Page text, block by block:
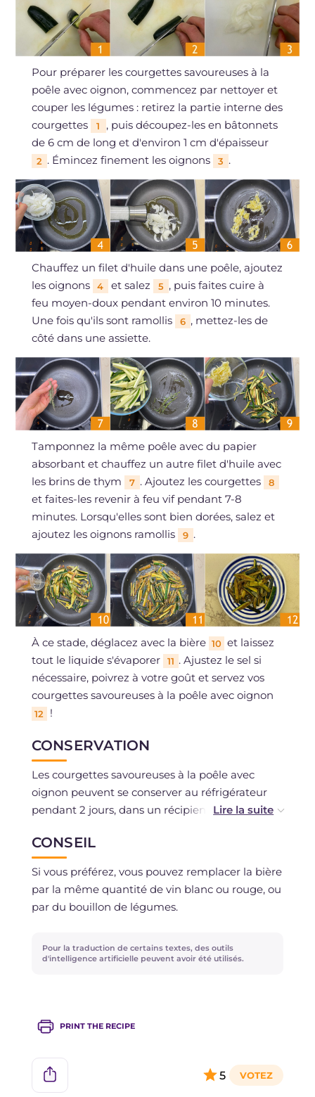
Pour préparer les courgettes savoureuses à la
poêle avec oignon, commencez par nettoyer et
couper les légumes : retirez la partie interne des
courgettes
1
, puis découpez-les en bâtonnets
de 6 cm de long et d'environ 1 cm d'épaisseur
2 . Émincez finement les oignons 3 .
Chauffez un filet d'huile dans une poêle, ajoutez
les oignons
4 et salez 5 , puis faites cuire à
feu moyen-doux pendant environ 10 minutes.
Une fois qu'ils sont ramollis
6 , mettez-les de
côté dans une assiette.
Tamponnez la même poêle avec du papier
absorbant et chauffez un autre filet d'huile avec
les brins de thym
7 . Ajoutez les courgettes 8
et faites-les revenir à feu vif pendant 7-8
minutes. Lorsqu'elles sont bien dorées, salez et
ajoutez les oignons ramollis
9 .
À ce stade, déglacez avec la bière 10 et laissez
tout le liquide s'évaporer
11 . Ajustez le sel si
nécessaire, poivrez à votre goût et servez vos
courgettes savoureuses à la poêle avec oignon
12 !
CONSERVATION
Les courgettes savoureuses à la poêle avec
oignon peuvent se conserver au réfrigérateur
pendant 2 jours, dans un récipient hermétique.
La congélation est déconseillée.
CONSEIL
Si vous préférez, vous pouvez remplacer la bière
par la même quantité de vin blanc ou rouge, ou
par du bouillon de légumes.
Pour la traduction de certains textes, des outils
d'intelligence artificielle peuvent avoir été utilisés.
PRINT THE RECIPE
5